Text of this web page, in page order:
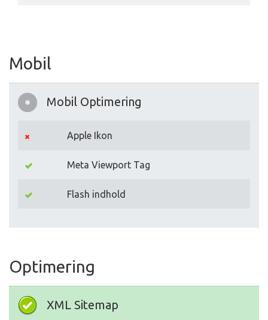
Mobil
Mobil Optimering
Apple Ikon
Meta Viewport Tag
Flash indhold
Optimering
XML Sitemap